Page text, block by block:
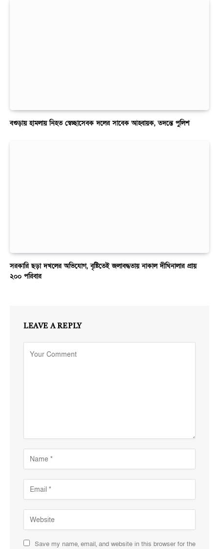
বগুড়ায় হামলায় নিহত স্বেচ্ছাসেবক দলের সাবেক আহ্বায়ক, তদন্তে পুলিশ
সরকারি ছড়া দখলের অভিযোগ, বৃষ্টিতেই জলাবদ্ধতায় নাকাল দীঘিনালার প্রায়
২০০ পরিবার
LEAVE A REPLY
Save my name, email, and website in this browser for the